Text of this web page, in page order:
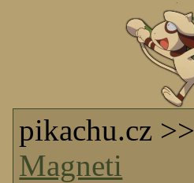
pikachu.cz >>
Magneti